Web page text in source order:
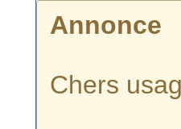
Annonce
Chers